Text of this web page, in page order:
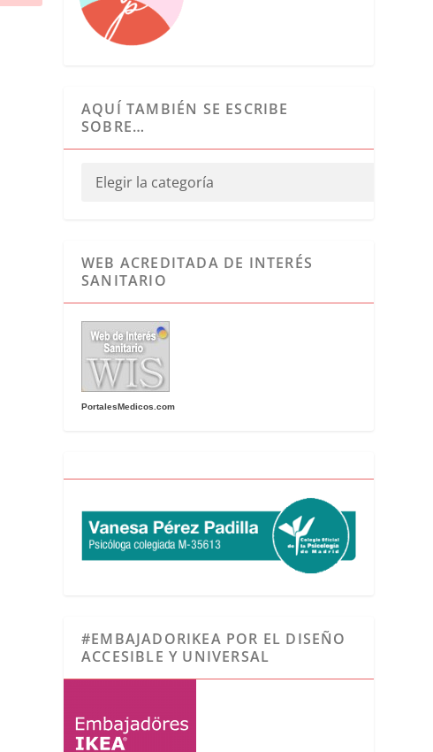
AQUÍ TAMBIÉN SE ESCRIBE
SOBRE…
WEB ACREDITADA DE INTERÉS
SANITARIO
PortalesMedicos.com
#EMBAJADORIKEA POR EL DISEÑO
ACCESIBLE Y UNIVERSAL